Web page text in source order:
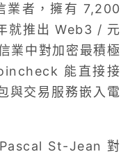
業者，擁有 7,200
就推出 Web3 / 元
業中對加密最積極
能直接接
與交易服務嵌入電
St-Jean 對